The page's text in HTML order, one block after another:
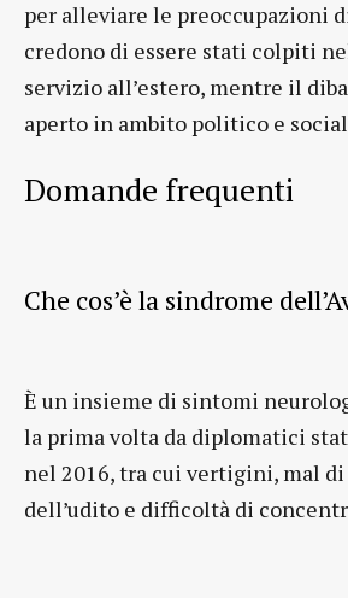
per alleviare le preoccupazioni
credono di essere stati colpiti
servizio all’estero, mentre il
aperto in ambito politico e
Domande frequenti
Che cos’è la sindrome
È un insieme di sintomi
la prima volta da diplomatici
nel 2016, tra cui vertigini, mal
dell’udito e difficoltà di